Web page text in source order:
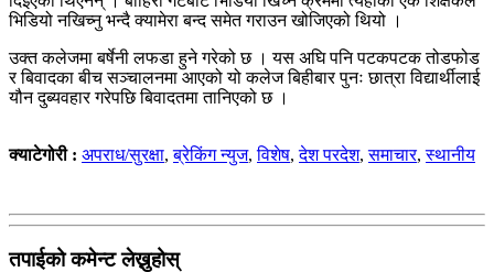
भिडियो नखिच्नु भन्दै क्यामेरा बन्द समेत गराउन खोजिएको थियो ।
उक्त कलेजमा बर्षेनी लफडा हुने गरेको छ । यस अघि पनि पटकपटक तोडफोड
र बिवादका बीच सञ्चालनमा आएको यो कलेज बिहीबार पुनः छात्रा विद्यार्थीलाई
यौन दुब्यवहार गरेपछि बिवादतमा तानिएको छ ।
क्याटेगोरी : अपराध/सुरक्षा,ब्रेकिंग न्युज,विशेष,देश परदेश,समाचार,स्थानीय
तपाईको कमेन्ट लेख्नुहोस्